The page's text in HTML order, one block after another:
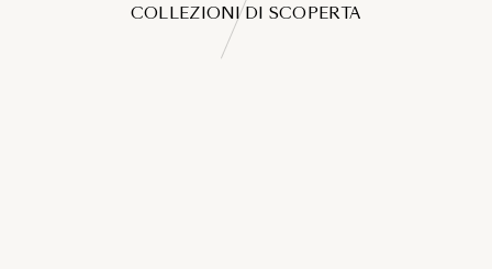
COLLEZIONI DI SCOPERTA